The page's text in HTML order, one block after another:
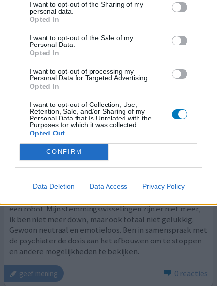
I want to opt-out of the Sharing of my
personal data.
Opted In
I want to opt-out of the Sale of my
Personal Data.
Opted In
I want to opt-out of processing my
Personal Data for Targeted Advertising.
Opted In
I want to opt-out of Collection, Use,
Retention, Sale, and/or Sharing of my
Personal Data that Is Unrelated with the
Purposes for which it was collected.
Opted Out
CONFIRM
Data Deletion Data Access Privacy Policy
mg is tot zover voldoende nog om alles de kop in te
drukken. Helaas daarbij ook de positieve emoties. Ben
liever dat dan dood. Ik heb er veel baat bij. Wellicht nog
eens verhogen maar tot zover zeer tevreden.
geef mening 0 reacties
Seroquel
14-07-2018 | Vrouw | 22
quetiapine (200mg)
Borderline persoonlijkheidsstoornis
Effectiviteit
een robot. Mijn stemmingswisselingen zijn er niet meer,
ik ben niet meer down, maar ook totaal niet gelukkig.
Gewoon neutraal en emotieloos. Ben in samenspraak met
de psychiater de dosis aan het afbouwen om te stoppen
en andere mogelijkheden te bekijken.
geef mening 0 reacties